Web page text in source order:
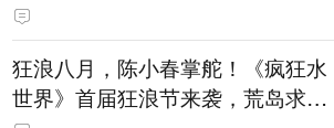
狂浪八月，陈小春掌舵！《疯狂水
世界》首届狂浪节来袭，荒岛求生